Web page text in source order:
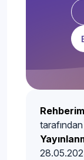
tarafından